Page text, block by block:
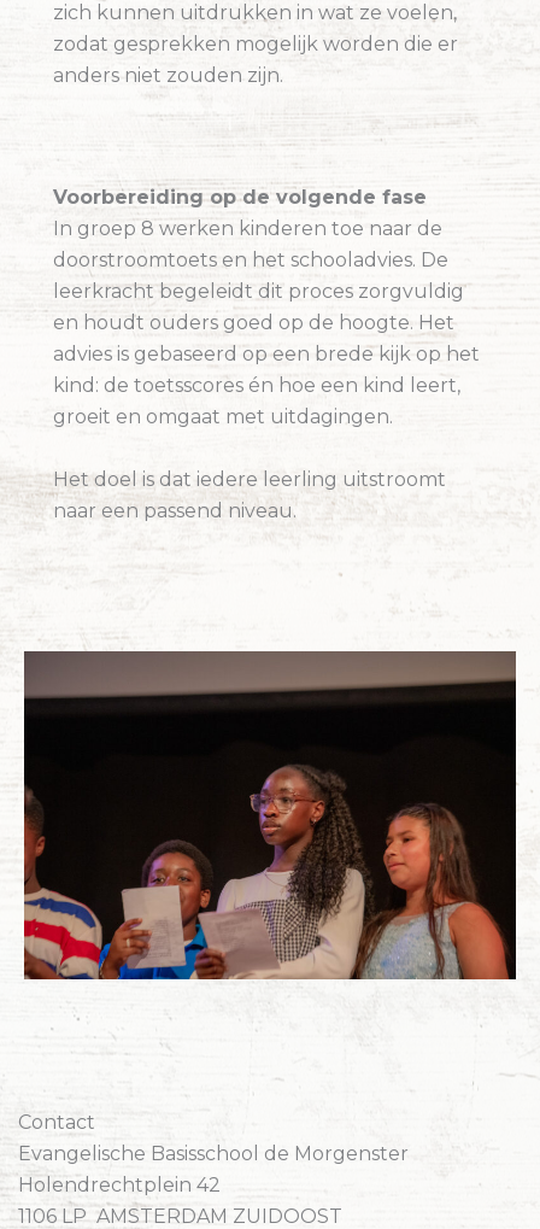
zich kunnen uitdrukken in wat ze voelen,
zodat gesprekken mogelijk worden die er
anders niet zouden zijn.
Voorbereiding op de volgende fase
In groep 8 werken kinderen toe naar de
doorstroomtoets en het schooladvies. De
leerkracht begeleidt dit proces zorgvuldig
en houdt ouders goed op de hoogte. Het
advies is gebaseerd op een brede kijk op het
kind: de toetsscores én hoe een kind leert,
groeit en omgaat met uitdagingen.
Het doel is dat iedere leerling uitstroomt
naar een passend niveau.
Contact
Evangelische Basisschool de Morgenster
Holendrechtplein 42
1106 LP AMSTERDAM ZUIDOOST